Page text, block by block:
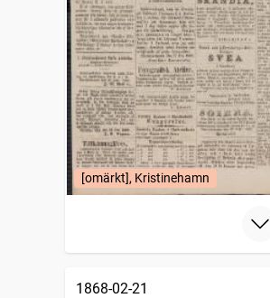
[omärkt], Kristinehamn
1868-02-21